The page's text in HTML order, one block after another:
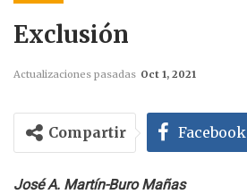
Exclusión
Actualizaciones pasadas Oct 1, 2021
Compartir Facebook
José A. Martín-Buro Mañas